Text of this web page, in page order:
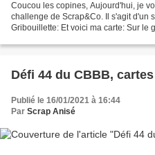
Coucou les copines, Aujourd'hui, je
challenge de Scrap&Co. Il s'agit d'un
Gribouillette: Et voici ma carte: Sur le
Défi 44 du CBBB,
Publié le 16/01/2021 à 16:44
Par Scrap Anisé